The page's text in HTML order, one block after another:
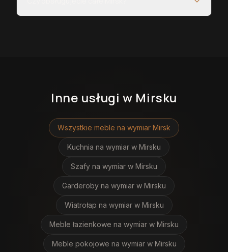
Inne usługiw Mirsku
Wszystkie meble na wymiar Mirsk
Kuchnia na wymiar w Mirsku
Szafy na wymiar w Mirsku
Garderoby na wymiar w Mirsku
Wiatrołap na wymiar w Mirsku
Meble łazienkowe na wymiar w Mirsku
Meble pokojowe na wymiar w Mirsku